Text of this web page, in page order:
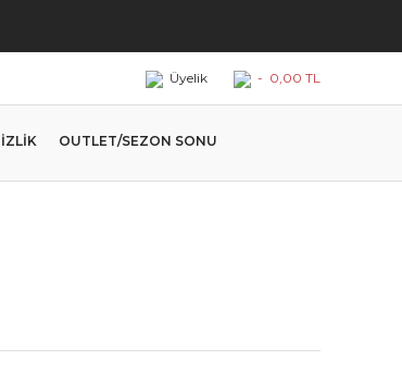
Üyelik - 0,00 TL
OUTLET/SEZON SONU